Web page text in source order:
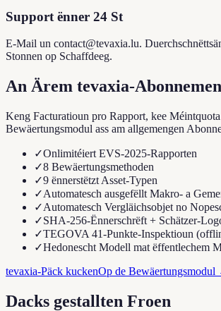
Support ënner 24 St
E-Mail un contact@tevaxia.lu.
Stonnen op Schaffdeeg.
An Ärem tevaxia-
Keng Facturatioun pro Rapport, kee
Bewäertungsmodul ass am allgemengen
✓Onlimitéiert EVS-2025-Rapporten
✓8 Bewäertungsmethoden
✓9 ënnerstëtzt Asset-Typen
✓Automatesch ausgefëllt Makro- a
✓Automatesch Vergläichsobjet no
✓SHA-256-Ënnerschrëft + Schätzer-
✓TEGOVA 41-Punkte-Inspektioun
✓Hedonescht Modell mat ëffentlechem
tevaxia-Päck kuckenOp de Bewäertungsmodul
Dacks gestallten Froen